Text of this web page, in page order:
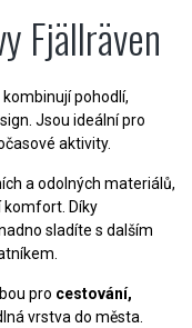
Fjällräven
kombinují pohodlí,
Jsou ideální pro
aktivity.
a odolných materiálů,
komfort. Díky
sladíte s dalším
pro cestování,
vrstva do města.